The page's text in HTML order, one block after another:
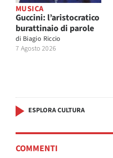
MUSICA
Guccini: l’aristocratico
burattinaio di parole
di Biagio Riccio
7 Agosto 2026
ESPLORA CULTURA
COMMENTI